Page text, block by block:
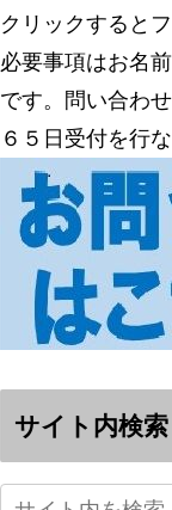
クリックすると
必要事項はお名
です。問い合わ
６５日受付を行
サイト内検索